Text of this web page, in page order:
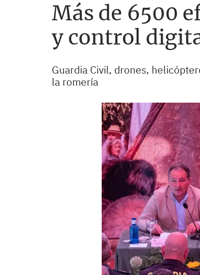
Más de 6500
y control
Guardia Civil, drones,
la romería